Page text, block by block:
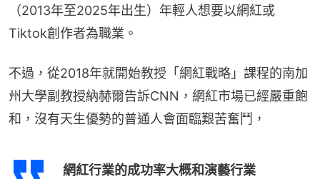
（2013年至2025年出生）年輕人想要以網紅或
Tiktok創作者為職業。
不過，從2018年就開始教授「網紅戰略」課程的南加
州大學副教授納赫爾告訴CNN，網紅市場已經嚴重飽
和，沒有天生優勢的普通人會面臨艱苦奮鬥，
網紅行業的成功率大概和演藝行業